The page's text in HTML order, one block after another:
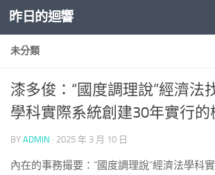
Skip to content
昨日的迴響
未分類
漆多俊：“國度調理說”經濟法
學科實際系統創建30年實行的
BY ADMIN · 2025 年 3 月 10 日
內在的事務撮要：“國度調理說”經濟法學科